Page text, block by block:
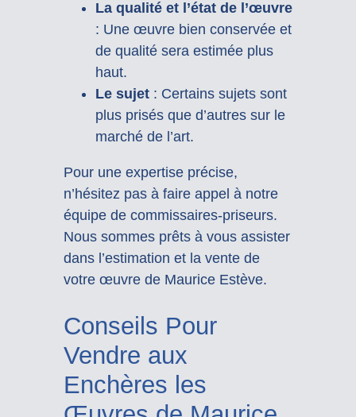
La qualité et l’état de l’œuvre
: Une œuvre bien conservée et
de qualité sera estimée plus
haut.
Le sujet: Certains sujets sont
plus prisés que d’autres sur le
marché de l’art.
Pour une expertise précise,
n’hésitez pas à faire appel à notre
équipe de commissaires-priseurs.
Nous sommes prêts à vous assister
dans l’estimation et la vente de
votre œuvre de Maurice Estève.
Conseils Pour
Vendre aux
Enchères les